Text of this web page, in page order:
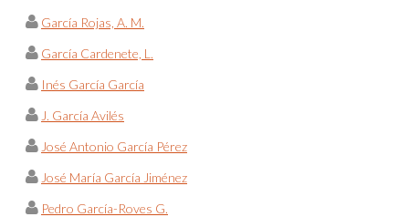
García Rojas, A. M.
García Cardenete, L.
Inés García García
J. García Avilés
José Antonio García Pérez
José María García Jiménez
Pedro García-Roves G.